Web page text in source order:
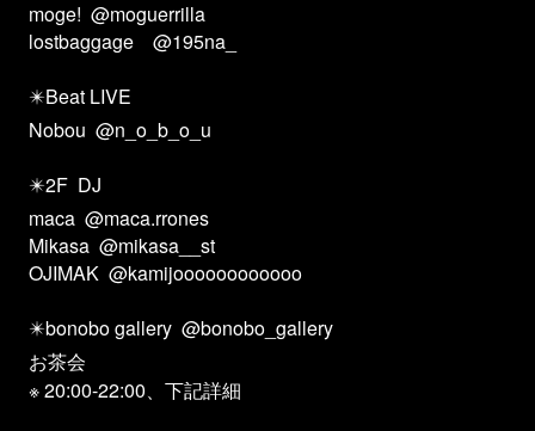
moge! @moguerrilla
lostbaggage @195na_
✴️Beat LIVE
Nobou @n_o_b_o_u
✴️2F DJ
maca @maca.rrones
Mikasa @mikasa__st
OJIMAK @kamijoooooooooooo
✴️bonobo gallery @bonobo_gallery
お茶会
※ 20:00-22:00、下記詳細